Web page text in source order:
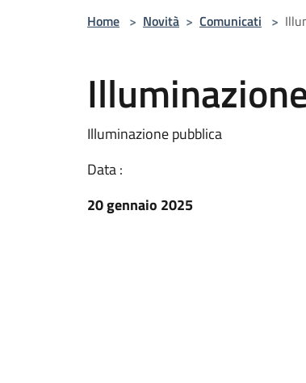
Home > Novità > Comunicati >
Illuminazione pubblica
Data :
20 gennaio 2025